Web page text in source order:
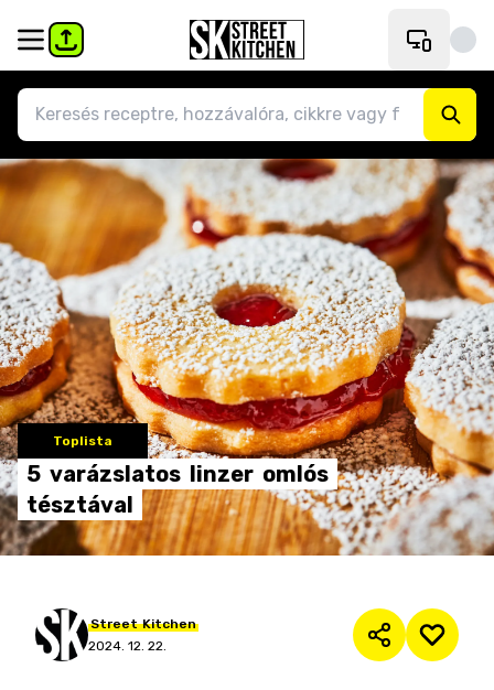
Toplista
5 varázslatos linzer omlós
tésztával
Street Kitchen
2024. 12. 22.